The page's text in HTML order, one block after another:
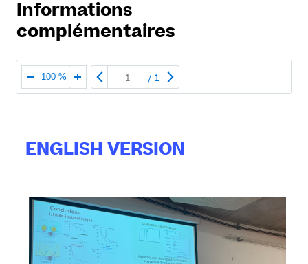
Informations
complémentaires
100 % / 1
ENGLISH VERSION